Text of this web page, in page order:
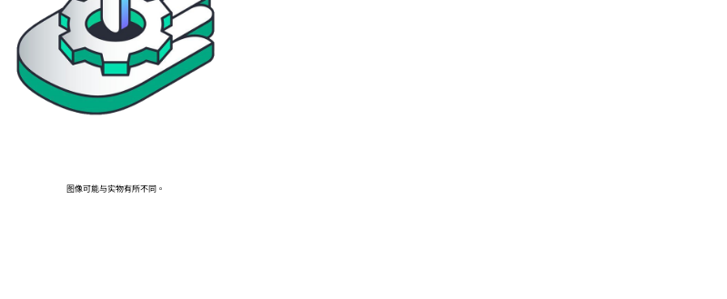
前往 HPE 商店浏览、配置和订购。
立即购买
图像可能与实物有所不同。